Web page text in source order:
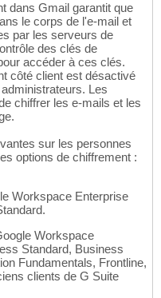
dans Gmail garantit que
le corps de l'e-mail et
par les serveurs de
des clés de
accéder à ces clés.
côté client est désactivé
Les
chiffrer les e-mails et les
sur les personnes
options de chiffrement :
Workspace Enterprise
Workspace
Standard, Business
Fundamentals, Frontline,
clients de G Suite